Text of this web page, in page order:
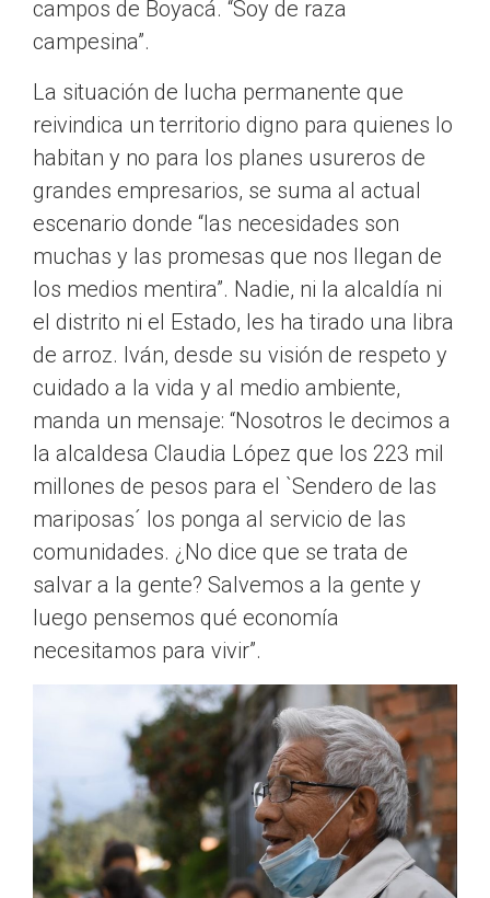
campos de Boyacá. “Soy de raza
campesina”.
La situación de lucha permanente que
reivindica un territorio digno para quienes lo
habitan y no para los planes usureros de
grandes empresarios, se suma al actual
escenario donde “las necesidades son
muchas y las promesas que nos llegan de
los medios mentira”. Nadie, ni la alcaldía ni
el distrito ni el Estado, les ha tirado una libra
de arroz. Iván, desde su visión de respeto y
cuidado a la vida y al medio ambiente,
manda un mensaje: “Nosotros le decimos a
la alcaldesa Claudia López que los 223 mil
millones de pesos para el `Sendero de las
mariposas´ los ponga al servicio de las
comunidades. ¿No dice que se trata de
salvar a la gente? Salvemos a la gente y
luego pensemos qué economía
necesitamos para vivir”.